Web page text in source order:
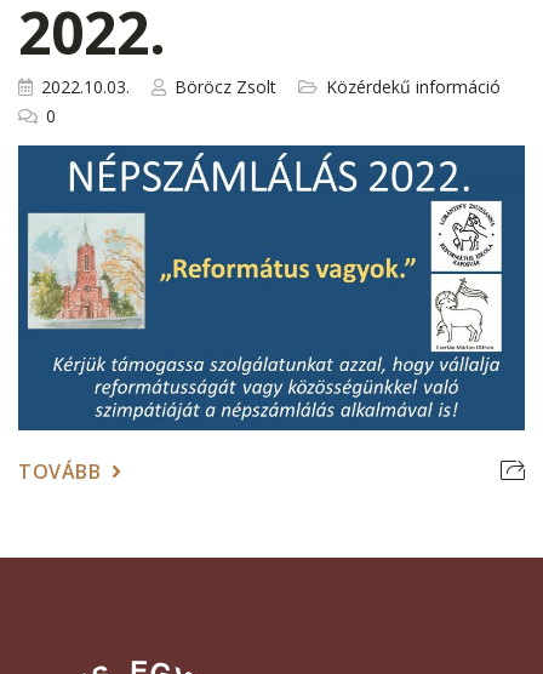
2022.
2022.10.03. Böröcz Zsolt
Közérdekű információ
0
TOVÁBB